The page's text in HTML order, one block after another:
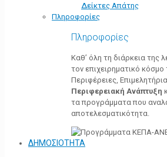
Δείκτες Απάτης
Πληροφορίες
Πληροφορίες
Καθ’ όλη τη διάρκεια της
τον επιχειρηματικό
Περιφέρειες,
Περιφερειακή Ανάπτυξη
τα προγράμματα που
αποτελεσματικότητα.
ΔΗΜΟΣΙΟΤΗΤΑ